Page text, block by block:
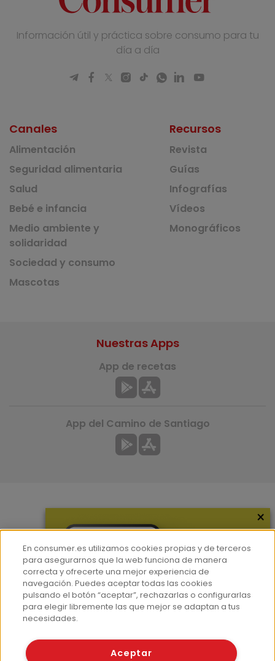
Información útil y práctica sobre consumo para tu
día a día
Canales
Alimentación
Seguridad alimentaria
Salud
Bebé e infancia
Medio ambiente y
solidaridad
Sociedad y consumo
Mascotas
Recursos
Revista
Guías
Infografías
Vídeos
Monográficos
Hemeroteca
Contacto
Prensa
Corpus Lingüístico Consumer
Nuestras Apps
App de recetas
App del Camino de Santiago
© Fundación EROSKI
×
En consumer.es utilizamos cookies propias y de terceros
para asegurarnos que la web funciona de manera
correcta y ofrecerte una mejor experiencia de
navegación. Puedes aceptar todas las cookies
pulsando el botón “aceptar”, rechazarlas o configurarlas
para elegir libremente las que mejor se adaptan a tus
necesidades.
Aceptar